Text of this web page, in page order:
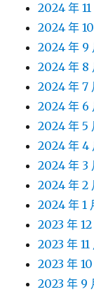
2024 年 11
2024 年 10
2024 年 9
2024 年 8
2024 年 7
2024 年 6
2024 年 5
2024 年 4
2024 年 3
2024 年 2
2024 年 1
2023 年 12
2023 年 11
2023 年 10
2023 年 9